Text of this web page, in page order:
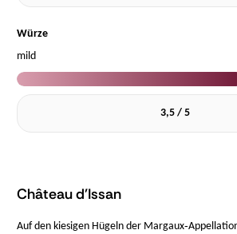
Würze
mild
3,5 / 5
Château d'Issan
Auf den kiesigen Hügeln der